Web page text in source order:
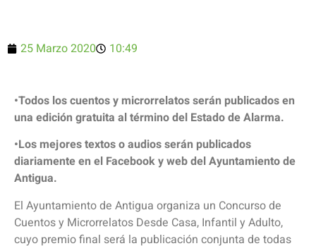
25 Marzo 2020 10:49
•Todos los cuentos y microrrelatos serán publicados en
una edición gratuita al término del Estado de Alarma.
•Los mejores textos o audios serán publicados
diariamente en el Facebook y web del Ayuntamiento de
Antigua.
El Ayuntamiento de Antigua organiza un Concurso de
Cuentos y Microrrelatos Desde Casa, Infantil y Adulto,
cuyo premio final será la publicación conjunta de todas